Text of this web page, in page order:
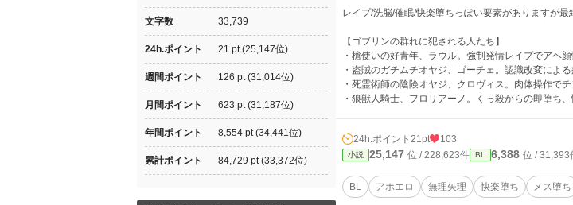
レイプ/洗脳/催眠/快楽堕ちっぽい要素がありますが
【ゴブリンの群れに犯される人たち】
・槍使いの好青年、ラウル。強制発情レイプでアヘ顔
・盗賊のガチムチオヤジ、ゴーチェ。認識改変によ
・死霊術師の陰険オヤジ、クロヴィス。肉体操作で
・狼獣人騎士、フロリアーノ。くっ殺からの即堕ち
24h.ポイント 21pt 103
小説 25,147 位 / 228,623件 BL 6,388 位 / 31,393
BL アホエロ 無理矢理 快楽堕ち メス堕ち
文字数 33,739
24h.ポイント 21 pt (25,147位)
週間ポイント 126 pt (31,014位)
月間ポイント 623 pt (31,187位)
年間ポイント 8,554 pt (34,441位)
累計ポイント 84,729 pt (33,372位)